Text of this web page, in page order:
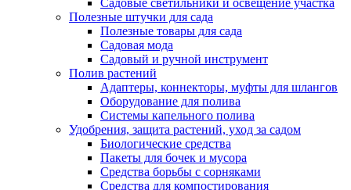
Садовые светильники и освещение участка
Полезные штучки для сада
Полезные товары для сада
Садовая мода
Садовый и ручной инструмент
Полив растений
Адаптеры, коннекторы, муфты для шлангов
Оборудование для полива
Системы капельного полива
Удобрения, защита растений, уход за садом
Биологические средства
Пакеты для бочек и мусора
Средства борьбы с сорняками
Средства для компостирования